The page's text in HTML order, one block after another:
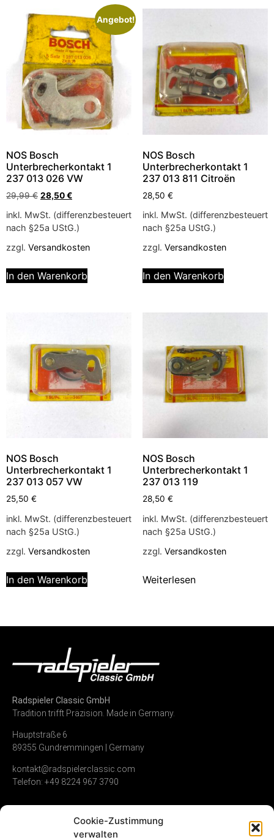
Cookie-Zustimmung
verwalten
Angebot!
NOS Bosch
Unterbrecherkontakt 1
237 013 026 VW
29,99€ 28,50€
inkl. MwSt. (differenzbesteuert
nach §25a UStG.)
zzgl. Versandkosten
In den Warenkorb
NOS Bosch
Unterbrecherkontakt 1
237 013 811 Citroën
28,50 €
inkl. MwSt. (differenzbesteuert
nach §25a UStG.)
zzgl. Versandkosten
In den Warenkorb
NOS Bosch
Unterbrecherkontakt 1
237 013 057 VW
25,50 €
inkl. MwSt. (differenzbesteuert
nach §25a UStG.)
zzgl. Versandkosten
In den Warenkorb
NOS Bosch
Unterbrecherkontakt 1
237 013 119
28,50 €
inkl. MwSt. (differenzbesteuert
nach §25a UStG.)
zzgl. Versandkosten
Weiterlesen
Radspieler Classic GmbH
Tradition trifft Präzision. Made in Germany.
Hauptstraße 6
89355 Gundremmingen | Germany
kontakt@radspielerclassic.com
Telefon: +49 8224 967 3790
Zündverteiler Shop